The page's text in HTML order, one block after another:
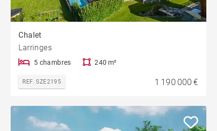
Chalet
Larringes
5 chambres 240 m²
REF. SZE2195 1 190 000 €